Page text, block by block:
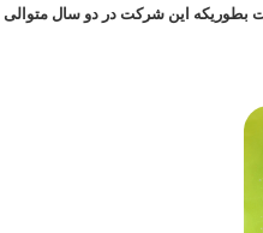
بطوریکه این شرکت در دو سال متوالی